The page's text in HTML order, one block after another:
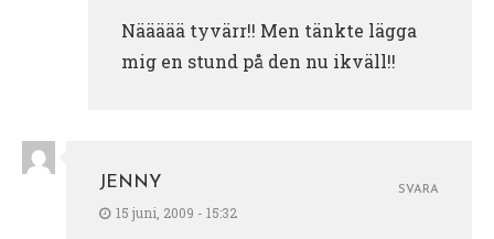
Näääää tyvärr!! Men tänkte lägga
mig en stund på den nu ikväll!!
JENNY
15 juni, 2009 - 15:32
SVARA